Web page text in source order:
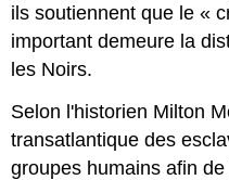
ils soutiennent que le «
important demeure la
les Noirs.
Selon l'historien Milton
transatlantique des
groupes humains afin